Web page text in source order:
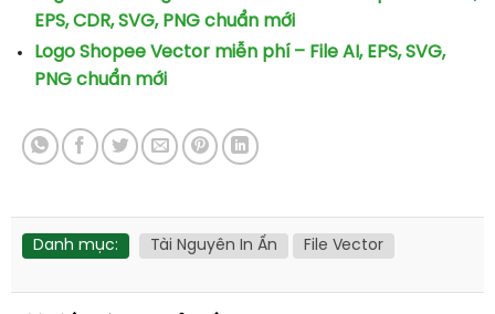
EPS, CDR, SVG, PNG chuẩn mới
Logo Shopee Vector miễn phí – File AI, EPS, SVG,
PNG chuẩn mới
Danh mục: Tài Nguyên In Ấn File Vector